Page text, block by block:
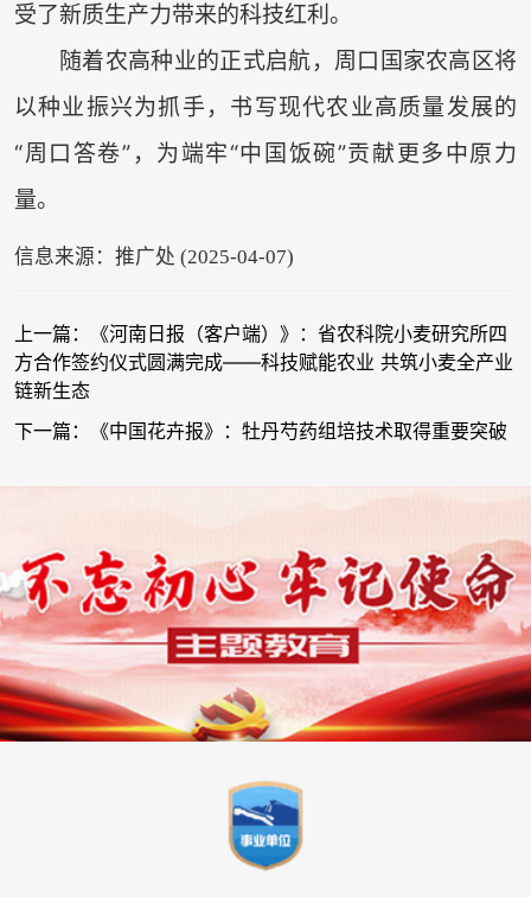
受了新质生产力带来的科技红利。
随着农高种业的正式启航，周口国家农高区将
以种业振兴为抓手，书写现代农业高质量发展的
“周口答卷”，为端牢“中国饭碗”贡献更多中原力
量。
信息来源：推广处 (2025-04-07)
上一篇：《河南日报（客户端）》：省农科院小麦研究所四
方合作签约仪式圆满完成——科技赋能农业 共筑小麦全产业
链新生态
下一篇：《中国花卉报》：牡丹芍药组培技术取得重要突破